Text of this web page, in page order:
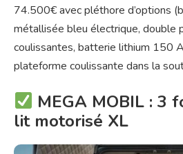
74.500€ avec pléthore d’options
métallisée bleu électrique, double
coulissantes, batterie lithium 150
plateforme coulissante dans la
MEGA MOBIL : 3
lit motorisé XL